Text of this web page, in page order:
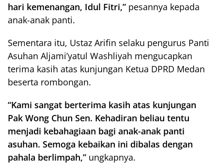
hari kemenangan, Idul Fitri,” pesannya kepada
anak-anak panti.
Sementara itu, Ustaz Arifin selaku pengurus Panti
Asuhan Aljami’yatul Washliyah mengucapkan
terima kasih atas kunjungan Ketua DPRD Medan
beserta rombongan.
“Kami sangat berterima kasih atas kunjungan
Pak Wong Chun Sen. Kehadiran beliau tentu
menjadi kebahagiaan bagi anak-anak panti
asuhan. Semoga kebaikan ini dibalas dengan
pahala berlimpah,” ungkapnya.